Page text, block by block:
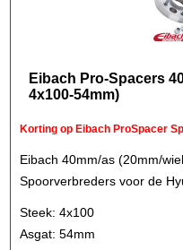
Eibach Pro-Spacers
4x100-54mm)
Korting op Eibach ProSpacer
Eibach 40mm/as (20mm/
Spoorverbreders voor de
Steek: 4x100
Asgat: 54mm